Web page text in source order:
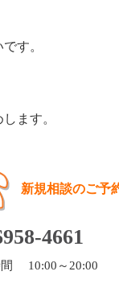
す。
ます。
新規相談のご予
4661
間 10:00～20:00